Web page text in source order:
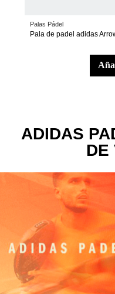
Palas Pádel
Pala de padel adidas
ADIDAS
DE